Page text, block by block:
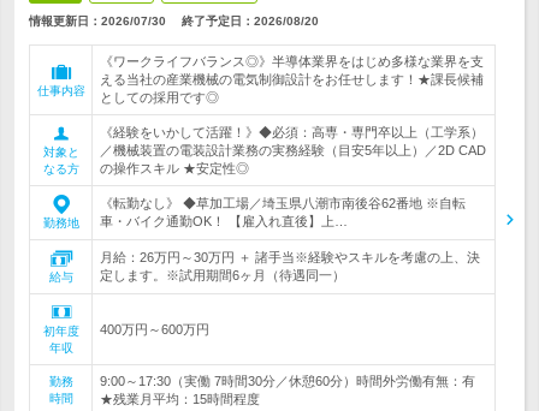
情報更新日：2026/07/30 終了予定日： 2026/08/20
仕事内容
《ワークライフバランス◎》半導体業界をはじめ多様な業界を支
える当社の産業機械の電気制御設計をお任せします！★課長候補
としての採用です◎
対象と
なる方
《経験をいかして活躍！》◆必須：高専・専門卒以上（工学系）
／機械装置の電装設計業務の実務経験（目安5年以上）／2D CAD
の操作スキル ★安定性◎
勤務地
《転勤なし》 ◆草加工場／埼玉県八潮市南後谷62番地 ※自転
車・バイク通勤OK！ 【雇入れ直後】上…
給与
月給：26万円～30万円 ＋ 諸手当※経験やスキルを考慮の上、決
定します。※試用期間6ヶ月（待遇同一）
初年度
年収
400万円～600万円
勤務
時間
9:00～17:30（実働 7時間30分／休憩60分）時間外労働有無：有
★残業月平均：15時間程度